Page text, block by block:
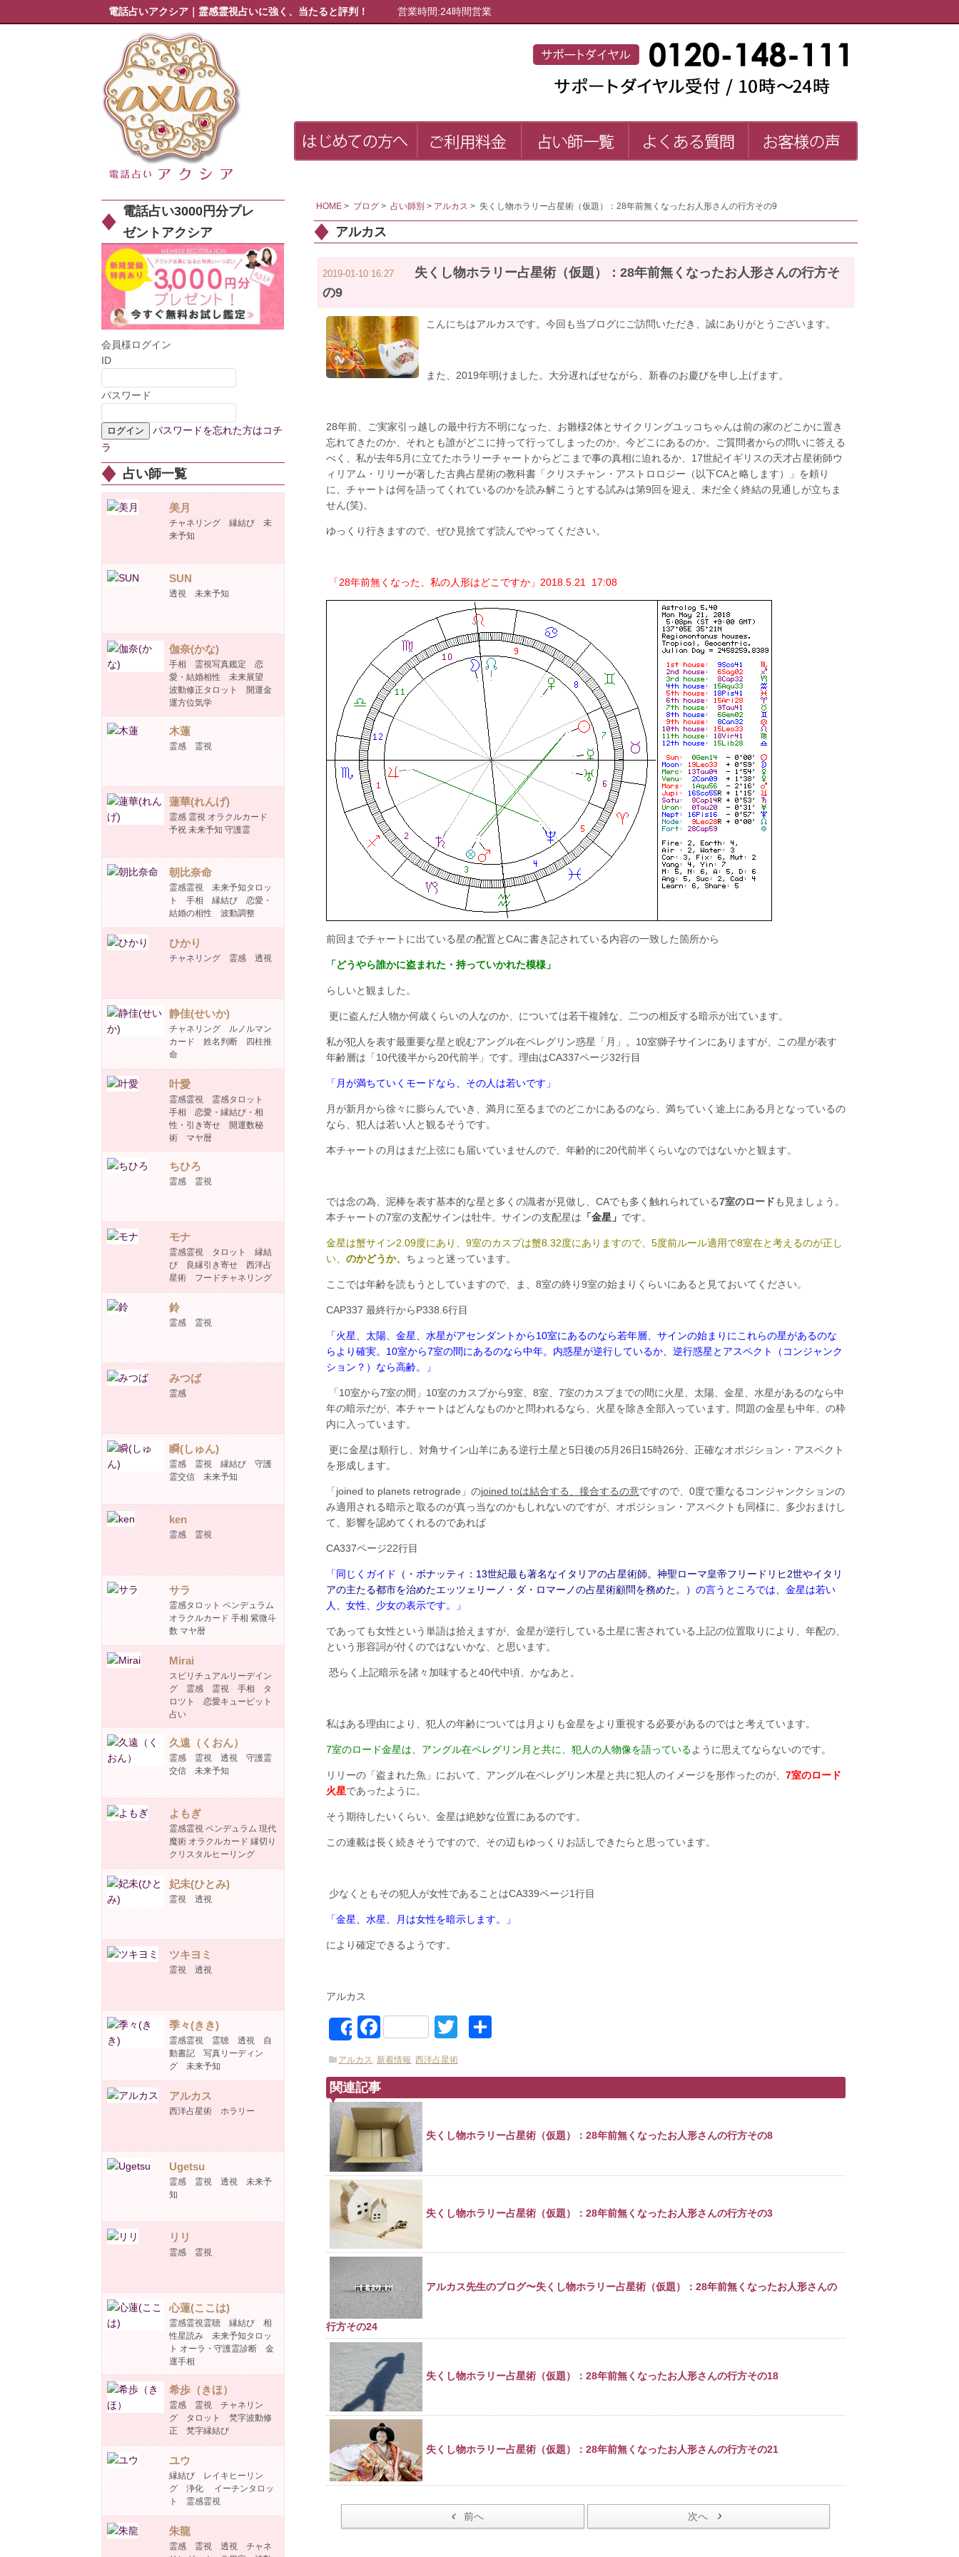
電話占いアクシア｜霊感霊視占いに強く、当たると評判！ 営業時間:24時間営業
電話占い3000円分プレ
ゼントアクシア
会員様ログイン
ID
パスワード
パスワードを忘れた方はコチ
ラ
占い師一覧
美月
チャネリング 縁結び 未
来予知
SUN
透視 未来予知
伽奈(かな)
手相 霊視写真鑑定 恋
愛・結婚相性 未来展望
波動修正タロット 開運金
運方位気学
木蓮
霊感 霊視
蓮華(れんげ)
霊感 霊視 オラクルカード
予祝 未来予知 守護霊
朝比奈命
霊感霊視 未来予知タロッ
ト 手相 縁結び 恋愛・
結婚の相性 波動調整
ひかり
チャネリング 霊感 透視
静佳(せいか)
チャネリング ルノルマン
カード 姓名判断 四柱推
命
叶愛
霊感霊視 霊感タロット
手相 恋愛・縁結び・相
性・引き寄せ 開運数秘
術 マヤ暦
ちひろ
霊感 霊視
モナ
霊感霊視 タロット 縁結
び 良縁引き寄せ 西洋占
星術 フードチャネリング
鈴
霊感 霊視
みつば
霊感
瞬(しゅん)
霊感 霊視 縁結び 守護
霊交信 未来予知
ken
霊感 霊視
サラ
霊感タロット ペンデュラム
オラクルカード 手相 紫微斗
数 マヤ暦
Mirai
スピリチュアルリーデイン
グ 霊感 霊視 手相 タ
ロツト 恋愛キューピット
占い
久遠（くおん）
霊感 霊視 透視 守護霊
交信 未来予知
よもぎ
霊感霊視 ペンデュラム 現代
魔術 オラクルカード 縁切り
クリスタルヒーリング
妃未(ひとみ)
霊視 透視
ツキヨミ
霊視 透視
季々(きき)
霊感霊視 霊聴 透視 自
動書記 写真リーディン
グ 未来予知
アルカス
西洋占星術 ホラリー
Ugetsu
霊感 霊視 透視 未来予
知
リリ
霊感 霊視
心蓮(ここは)
霊感霊視霊聴 縁結び 相
性星読み 未来予知タロッ
ト オーラ・守護霊診断 金
運手相
希歩（きほ）
霊感 霊視 チャネリン
グ タロット 梵字波動修
正 梵字縁結び
ユウ
縁結び レイキヒーリン
グ 浄化 イーチンタロッ
ト 霊感霊視
朱龍
霊感 霊視 透視 チャネ
HOME> ブログ> 占い師別 > アルカス > 失くし物ホラリー占星術（仮題）：28年前無くなったお人形さんの行方その9
アルカス
2019-01-10 16:27
失くし物ホラリー占星術（仮題）：28年前無くなったお人形さんの行方そ
の9
こんにちはアルカスです。今回も当ブログにご訪問いただき、誠にありがとうございます。
また、2019年明けました。大分遅ればせながら、新春のお慶びを申し上げます。
28年前、ご実家引っ越しの最中行方不明になった、お雛様2体とサイクリングユッコちゃんは前の家のどこかに置き
忘れてきたのか、それとも誰がどこに持って行ってしまったのか、今どこにあるのか。ご質問者からの問いに答える
べく、私が去年5月に立てたホラリーチャートからどこまで事の真相に迫れるか、17世紀イギリスの天才占星術師ウ
ィリアム・リリーが著した古典占星術の教科書「クリスチャン・アストロロジー（以下CAと略します）」を頼り
に、チャートは何を語ってくれているのかを読み解こうとする試みは第9回を迎え、未だ全く終結の見通しが立ちま
せん(笑)。
ゆっくり行きますので、ぜひ見捨てず読んでやってください。
「28年前無くなった、私の人形はどこですか」2018.5.21 17:08
前回までチャートに出ている星の配置とCAに書き記されている内容の一致した箇所から
「どうやら誰かに盗まれた・持っていかれた模様」
らしいと観ました。
更に盗んだ人物か何歳くらいの人なのか、については若干複雑な、二つの相反する暗示が出ています。
私が犯人を表す最重要な星と睨むアングル在ペレグリン惑星「月」。10室獅子サインにありますが、この星が表す
年齢層は「10代後半から20代前半」です。理由はCA337ページ32行目
「月が満ちていくモードなら、その人は若いです」
月が新月から徐々に膨らんでいき、満月に至るまでのどこかにあるのなら、満ちていく途上にある月となっているの
なら、犯人は若い人と観るそうです。
本チャートの月はまだ上弦にも届いていませんので、年齢的に20代前半くらいなのではないかと観ます。
では念の為、泥棒を表す基本的な星と多くの識者が見做し、CAでも多く触れられている7室のロードも見ましょう。
本チャートの7室の支配サインは牡牛。サインの支配星は 「金星」 です。
金星は蟹サイン2.09度にあり、9室のカスプは蟹8.32度にありますので、5度前ルール適用で8室在と考えるのが正し
い、 のかどうか、 ちょっと迷っています。
ここでは年齢を読もうとしていますので、ま、8室の終り9室の始まりくらいにあると見ておいてください。
CAP337 最終行からP338.6行目
「火星、太陽、金星、水星がアセンダントから10室にあるのなら若年層、サインの始まりにこれらの星があるのな
らより確実。10室から7室の間にあるのなら中年。内惑星が逆行しているか、逆行惑星とアスペクト（コンジャンク
ション？）なら高齢。」
「10室から7室の間」10室のカスプから9室、8室、7室のカスプまでの間に火星、太陽、金星、水星があるのなら中
年の暗示だが、本チャートはどんなものかと問われるなら、火星を除き全部入っています。問題の金星も中年、の枠
内に入っています。
更に金星は順行し、対角サイン山羊にある逆行土星と5日後の5月26日15時26分、正確なオポジション・アスペクト
を形成します。
「joined to planets retrograde」のjoined toは結合する、接合するの意ですので、0度で重なるコンジャンクションの
み適用される暗示と取るのが真っ当なのかもしれないのですが、オポジション・アスペクトも同様に、多少おまけし
て、影響を認めてくれるのであれば
CA337ページ22行目
「同じくガイド
（・ボナッティ：13世紀最も著名なイタリアの占星術師。神聖ローマ皇帝フリードリヒ2世やイタリ
アの主たる都市を治めたエッツェリーノ・ダ・ロマーノの占星術顧問を務めた。） の言うところでは、金星は若い
人、女性、少女の表示です。」
であっても女性という単語は拾えますが、金星が逆行している土星に害されている上記の位置取りにより、年配の、
という形容詞が付くのではないかな、と思います。
恐らく上記暗示を諸々加味すると40代中頃、かなあと。
私はある理由により、犯人の年齢については月よりも金星をより重視する必要があるのではと考えています。
7室のロード金星は、アングル在ペレグリン月と共に、犯人の人物像を語っているように思えてならないのです。
リリーの「盗まれた魚」において、アングル在ペレグリン木星と共に犯人のイメージを形作ったのが、 7室のロード
火星であったように。
そう期待したいくらい、金星は絶妙な位置にあるのです。
この連載は長く続きそうですので、その辺もゆっくりお話しできたらと思っています。
少なくともその犯人が女性であることはCA339ページ1行目
「金星、水星、月は女性を暗示します。」
により確定できるようです。
アルカス
ShareFacebookTwitter
アルカス, 新着情報,西洋占星術
関連記事
失くし物ホラリー占星術（仮題）：28年前無くなったお人形さんの行方その8
失くし物ホラリー占星術（仮題）：28年前無くなったお人形さんの行方その3
アルカス先生のブログ〜失くし物ホラリー占星術（仮題）：28年前無くなったお人形さんの
行方その24
失くし物ホラリー占星術（仮題）：28年前無くなったお人形さんの行方その18
失くし物ホラリー占星術（仮題）：28年前無くなったお人形さんの行方その21
前へ 次へ